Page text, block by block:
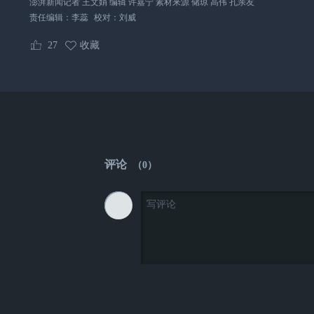
澎湃新闻记者 王文娟 编辑 许嘉宁 素材来源 储琼 高伟 孔亲友
责任编辑： 李蕊 校对： 刘威
27 收藏
评论 （0）